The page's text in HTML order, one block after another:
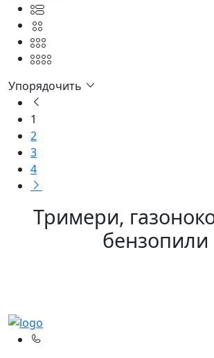
Упорядочить
1
2
3
4
Тримери,
бензопили